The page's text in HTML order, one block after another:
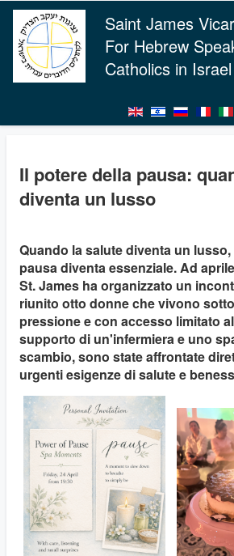
Saint James
For Hebrew
Catholics in Israel
Il potere della pausa:
diventa un lusso
Quando la salute diventa un
pausa diventa essenziale. Ad
St. James ha organizzato un
riunito otto donne che vivono
pressione e con accesso limitato
supporto di un'infermiera e uno
scambio, sono state affrontate
urgenti esigenze di salute e